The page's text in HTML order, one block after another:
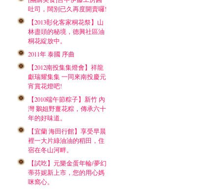
吐司，闊別已久再度開賣囉!
【2013彰化客家桐花祭】山
林盡頭的秘境，德興社區油
桐花綻放中。
2011年 泰國 序曲
【2012南投集集燈會】祥龍
獻瑞耀集集 一同來南投慶元
宵賞花燈吧!
【2010端午節粽子】新竹 內
灣 鵝姐野薑花粽，傳承六十
年的好味道。
【宜蘭 海田行館】享受早晨
裡一大片綠油油的稻田，住
宿在冬山河畔。
【試吃】元樂金蛋年輪/夢幻
蒂芬妮新上市，您的用心媽
咪窩心。